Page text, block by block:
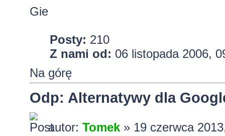
Gie
Posty: 210
Z nami od: 06 listopada 2006,
Na górę
Odp: Alternatywy dla
autor: Tomek» 19 czerwca